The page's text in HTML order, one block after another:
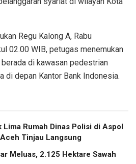
Regu Kalong A, Rabu
02.00 WIB, petugas menemukan
di kawasan pedestrian
di depan Kantor Bank Indonesia.
Lima Rumah Dinas Polisi di Aspol
Tinjau Langsung
Meluas, 2.125 Hektare Sawah